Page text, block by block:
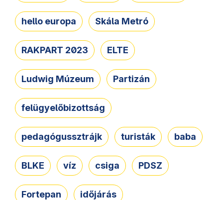
hello europa Skála Metró
RAKPART 2023 ELTE
Ludwig Múzeum Partizán
felügyelőbizottság
pedagógussztrájk turisták baba
BLKE víz csiga PDSZ
Fortepan időjárás